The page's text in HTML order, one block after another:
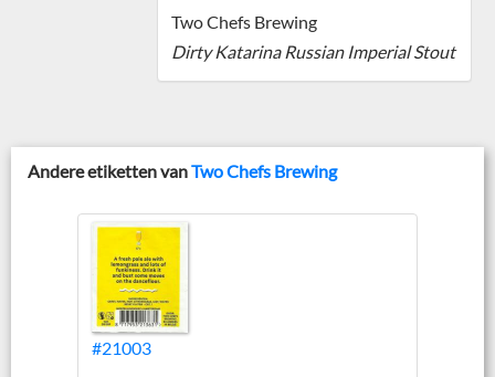
Two Chefs Brewing
Dirty Katarina Russian Imperial Stout
Andere etiketten vanTwo Chefs Brewing
#21003